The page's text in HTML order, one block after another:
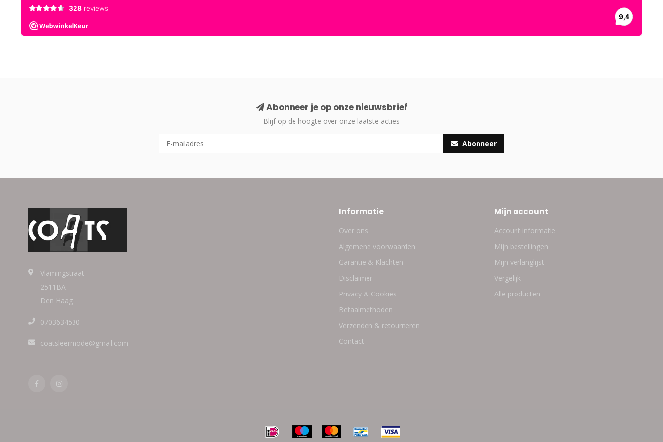
Abonneer je op onze nieuwsbrief
Blijf op de hoogte over onze laatste acties
Abonneer
Vlamingstraat
2511BA
Den Haag
0703634530
coatsleermode@gmail.com
Informatie
Over ons
Algemene voorwaarden
Garantie & Klachten
Disclaimer
Privacy & Cookies
Betaalmethoden
Verzenden & retourneren
Contact
Mijn account
Account informatie
Mijn bestellingen
Mijn verlanglijst
Vergelijk
Alle producten